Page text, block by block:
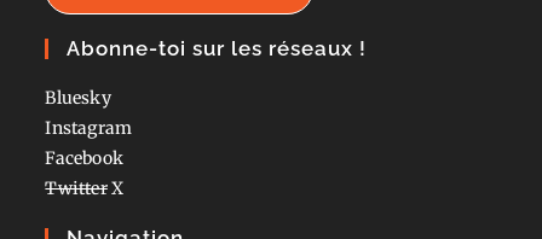
Abonne-toi sur les réseaux !
Bluesky
Instagram
Facebook
TwitterX